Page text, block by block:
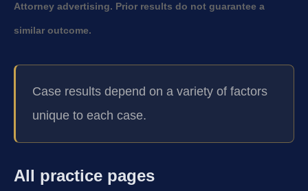
Attorney advertising. Prior results do not guarantee a
similar outcome.
Case results depend on a variety of factors
unique to each case.
All practice pages